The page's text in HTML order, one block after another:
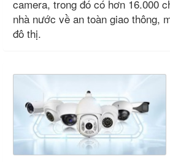
camera, trong đó có hơn 16.000
nhà nước về an toàn giao thông,
đô thị.